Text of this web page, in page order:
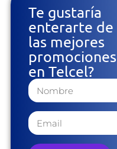
Te gustaría
enterarte de
las mejores
promociones
en Telcel?